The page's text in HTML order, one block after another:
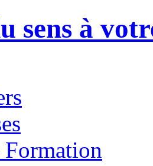
sens à
Formation